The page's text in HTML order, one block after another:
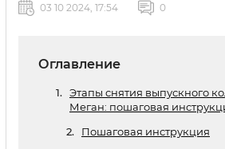
03 10 2024, 17:54 0
Оглавление
Этапы снятия выпускного
Меган: пошаговая
Пошаговая инструкция